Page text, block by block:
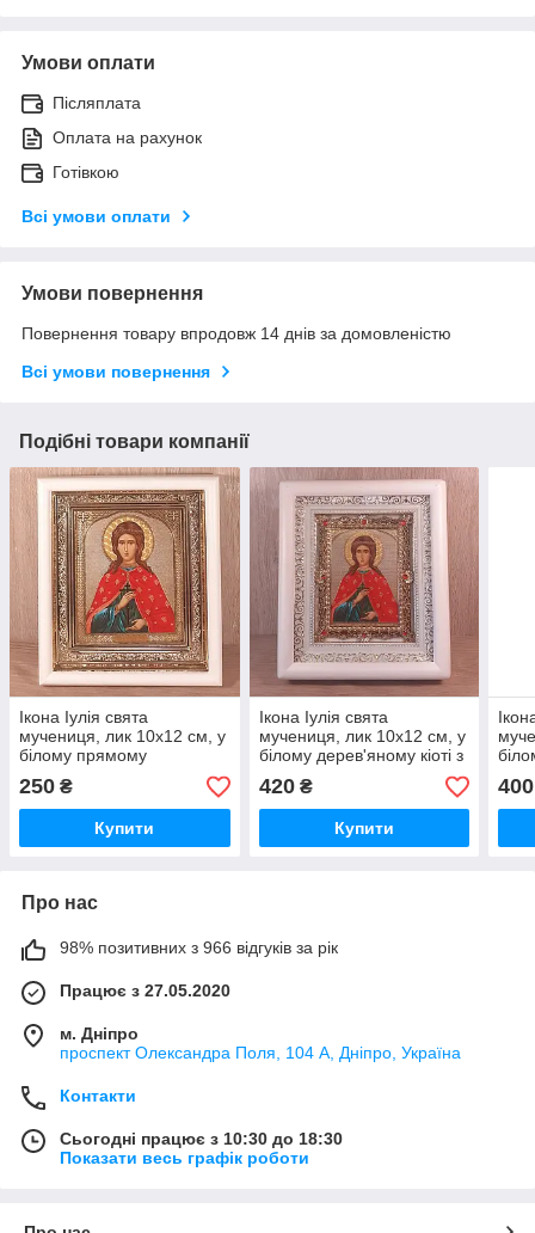
Умови оплати
Післяплата
Оплата на рахунок
Готівкою
Всі умови оплати
Умови повернення
Повернення товару впродовж 14 днів за домовленістю
Всі умови повернення
Подібні товари компанії
Ікона Іулія свята
мучениця, лик 10х12 см, у
білому прямому
дерев'яному кіоті
250 ₴
Купити
Ікона Іулія свята
мучениця, лик 10х12 см, у
білому дерев'яному кіоті з
камінням
420₴
Купити
400
Про нас
98% позитивних з 966 відгуків за рік
Працює з 27.05.2020
м. Дніпро
проспект Олександра Поля, 104 А, Дніпро, Україна
Контакти
Сьогодні працює з 10:30 до 18:30
Показати весь графік роботи